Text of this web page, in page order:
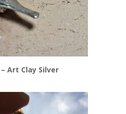
– Art Clay Silver